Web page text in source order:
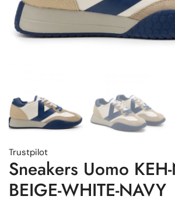
Trustpilot
Sneakers Uomo
BEIGE-WHITE-NAVY